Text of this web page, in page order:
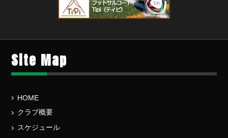
Site Map
HOME
クラブ概要
スケジュール